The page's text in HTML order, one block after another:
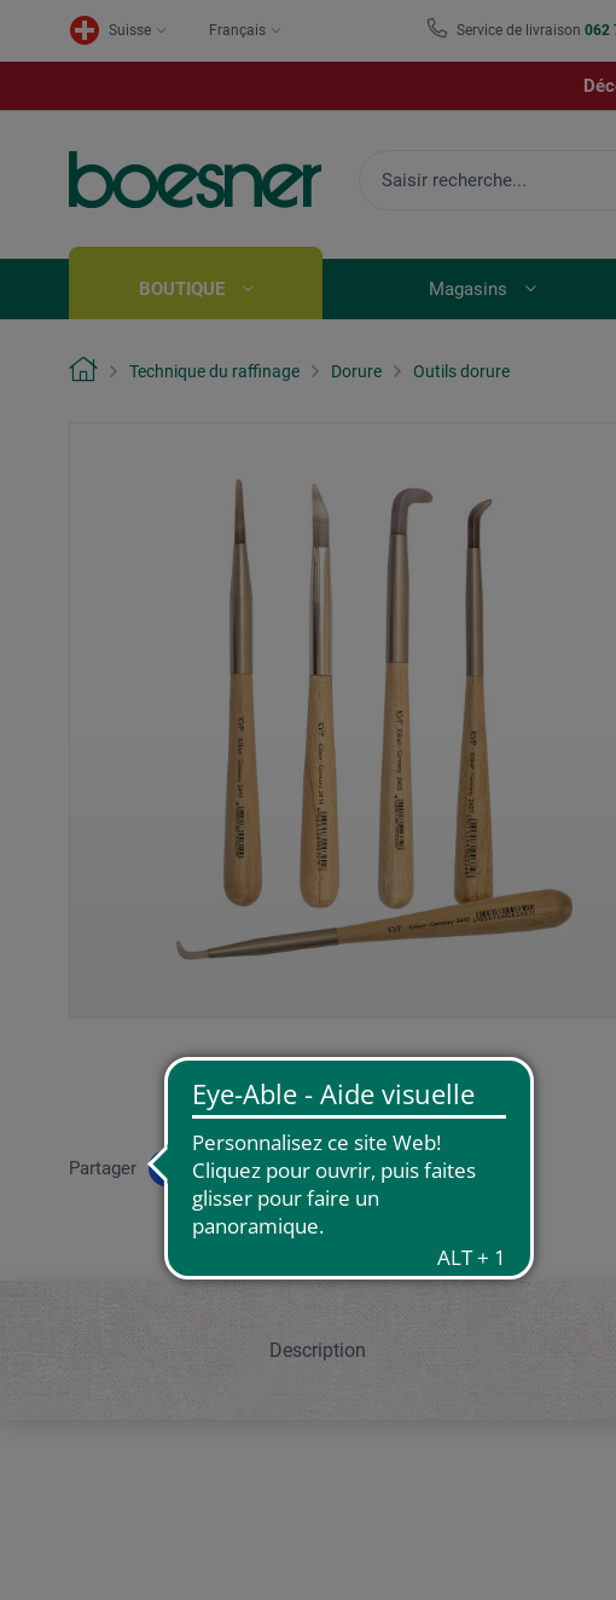
Suisse Français Service de livraison 062
BOUTIQUE Magasins
Technique du raffinage Dorure Outils dorure
Partager
Description